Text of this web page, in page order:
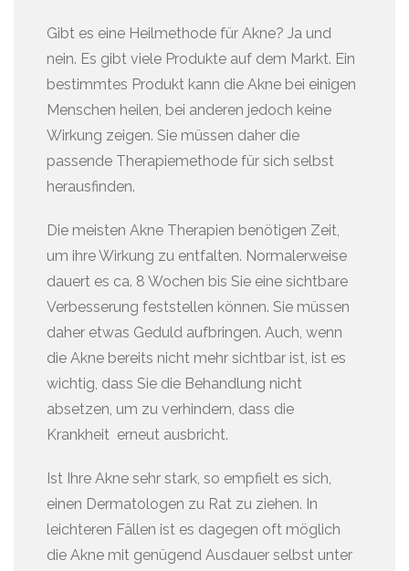
Gibt es eine Heilmethode für Akne? Ja und
nein. Es gibt viele Produkte auf dem Markt. Ein
bestimmtes Produkt kann die Akne bei einigen
Menschen heilen, bei anderen jedoch keine
Wirkung zeigen. Sie müssen daher die
passende Therapiemethode für sich selbst
herausfinden.
Die meisten Akne Therapien benötigen Zeit,
um ihre Wirkung zu entfalten. Normalerweise
dauert es ca. 8 Wochen bis Sie eine sichtbare
Verbesserung feststellen können. Sie müssen
daher etwas Geduld aufbringen. Auch, wenn
die Akne bereits nicht mehr sichtbar ist, ist es
wichtig, dass Sie die Behandlung nicht
absetzen, um zu verhindern, dass die
Krankheit erneut ausbricht.
Ist Ihre Akne sehr stark, so empfielt es sich,
einen Dermatologen zu Rat zu ziehen. In
leichteren Fällen ist es dagegen oft möglich
die Akne mit genügend Ausdauer selbst unter